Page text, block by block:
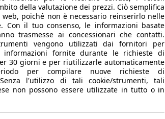
della valutazione dei prezzi. Ciò semplifica
poiché non è necessario reinserirlo nelle
Con il tuo consenso, le informazioni basate
trasmesse ai concessionari che contatti.
vengono utilizzati dai fornitori per
informazioni fornite durante le richieste di
30 giorni e per riutilizzarle automaticamente
per compilare nuove richieste di
l'utilizzo di tali cookie/strumenti, tali
non possono essere utilizzate in tutto o in